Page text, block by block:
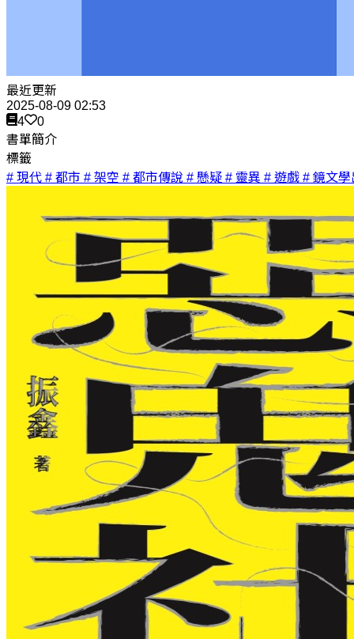
最近更新
2025-08-09 02:53
4
0
書單簡介
標籤
# 現代 # 都市 # 架空 # 都市傳說 # 懸疑 # 靈異 # 遊戲 # 鏡文學